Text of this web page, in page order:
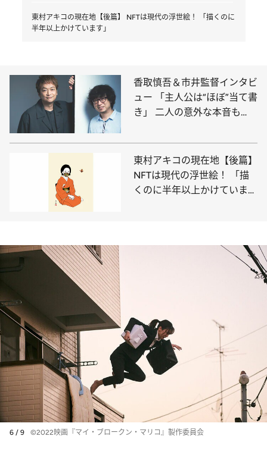
東村アキコの現在地【後篇】 NFTは現代の浮世絵！ 「描くのに
半年以上かけています」
香取慎吾＆市井監督インタビ
ュー 「主人公は“ほぼ”当て書
き」 二人の意外な本音も
東村アキコの現在地【後篇】
NFTは現代の浮世絵！ 「描
くのに半年以上かけていま
6 / 9 ©2022映画『マイ・ブロークン・マリコ』製作委員会